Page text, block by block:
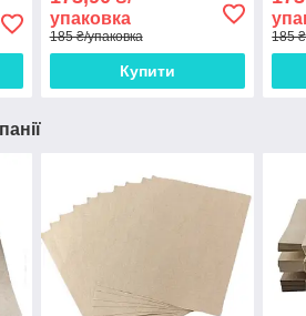
упаковка
185 ₴/упаковка
Купити
185